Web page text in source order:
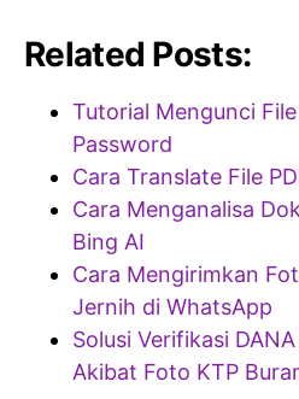
Related Posts:
Tutorial Mengunci
Password
Cara Translate File
Cara Menganalisa
Bing AI
Cara Mengirimkan
Jernih di WhatsApp
Solusi Verifikasi
Akibat Foto KTP